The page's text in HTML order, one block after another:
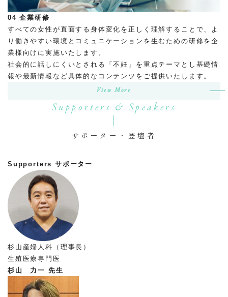
04 企業研修
すべての女性が直面する身体変化を正しく理解することで、よ
り働きやすい環境とコミュニケーションを生むための研修を企
業様向けに実施いたします。
社会的に話しにくいとされる「不妊」を重点テーマとし基礎情
報や最新情報など具体的なコンテンツをご提供いたします。
View More
Supporters & Speakers
サポーター・登壇者
Supporters サポーター
杉山産婦人科（理事長）
生殖医療専門医
杉山 力一 先生